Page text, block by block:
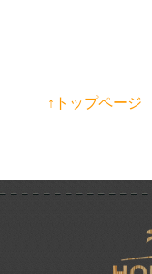
↑トップページ